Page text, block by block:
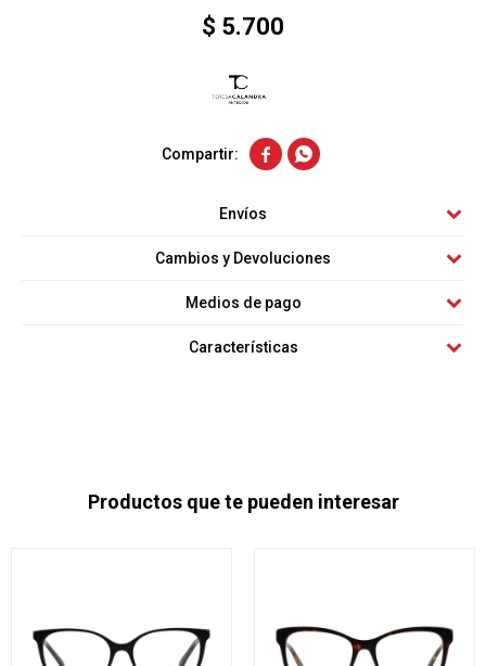
$ 5.700
 
Envíos
Cambios y Devoluciones
Medios de pago
Características
Productos que te pueden interesar